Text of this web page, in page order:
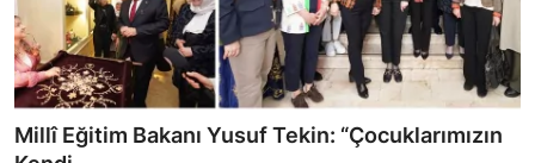
Yerel
Siber Güvenlik
Eğitim
Millî Eğitim Bakanı Yusuf Tekin: “Çocuklarımızın